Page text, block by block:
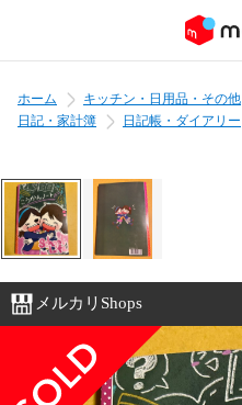
ホーム キッチン・日用品・その他
日記・家計簿
日記帳・ダイアリー
メルカリShops